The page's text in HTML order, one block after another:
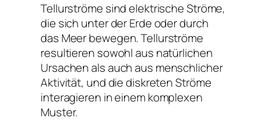
Tellurströme sind elektrische Ströme,
die sich unter der Erde oder durch
das Meer bewegen. Tellurströme
resultieren sowohl aus natürlichen
Ursachen als auch aus menschlicher
Aktivität, und die diskreten Ströme
interagieren in einem komplexen
Muster.